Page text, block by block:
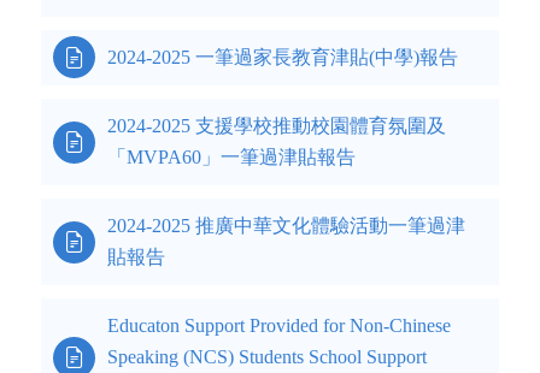
 2024-2025 一筆過家長教育津貼(中學)報告

2024-2025 支援學校推動校園體育氛圍及
「MVPA60」一筆過津貼報告

2024-2025 推廣中華文化體驗活動一筆過津
貼報告

Educaton Support Provided for Non-Chinese
Speaking (NCS) Students School Support